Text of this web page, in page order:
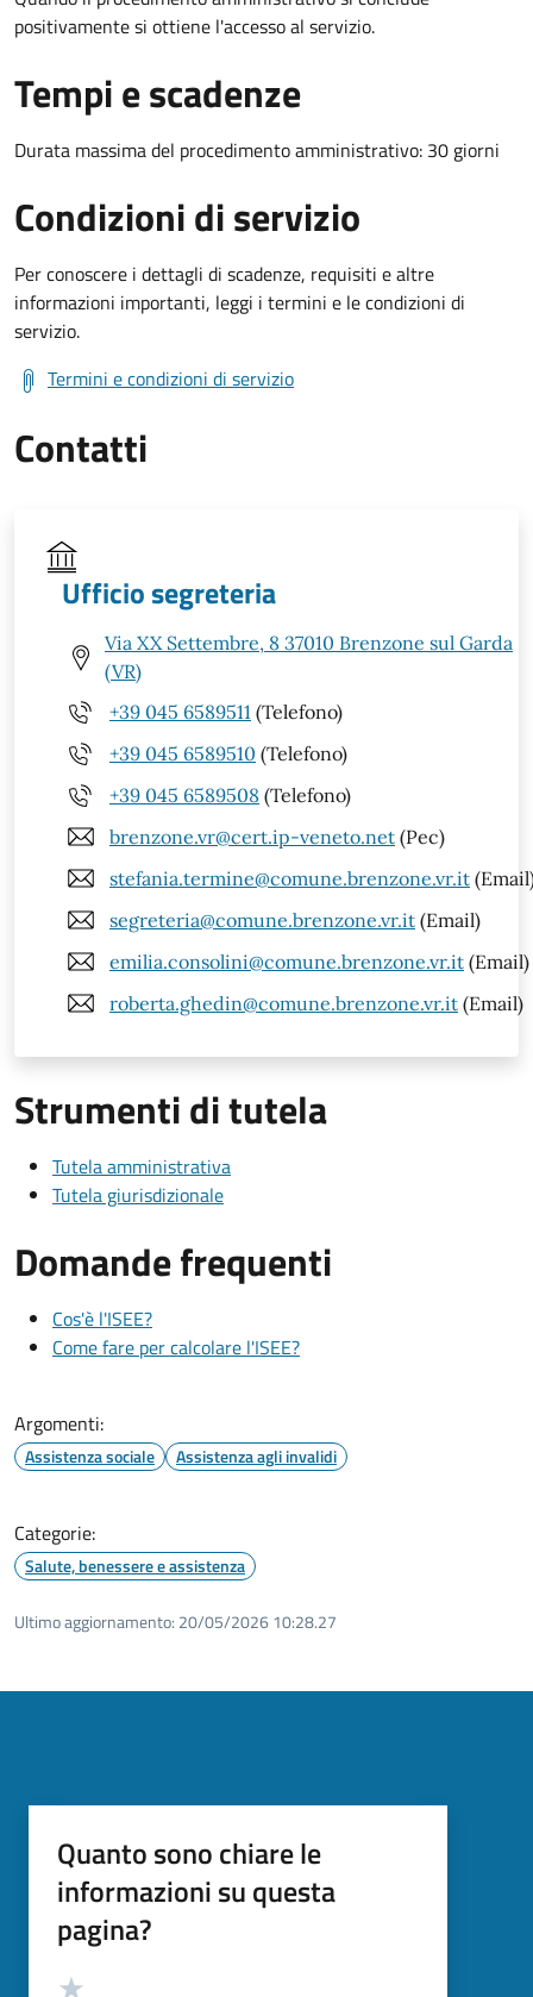
positivamente si ottiene l'accesso al servizio.
Tempi e scadenze
Durata massima del procedimento amministrativo: 30 giorni
Condizioni di servizio
Per conoscere i dettagli di scadenze, requisiti e altre
informazioni importanti, leggi i termini e le condizioni di
servizio.
Termini e condizioni di servizio
Contatti
Ufficio segreteria
Via XX Settembre, 8 37010 Brenzone sul Garda
(VR)
+39 045 6589511 (Telefono)
+39 045 6589510 (Telefono)
+39 045 6589508 (Telefono)
brenzone.vr@cert.ip-veneto.net (Pec)
stefania.termine@comune.brenzone.vr.it
segreteria@comune.brenzone.vr.it (Email)
emilia.consolini@comune.brenzone.vr.it (Email)
roberta.ghedin@comune.brenzone.vr.it (Email)
Strumenti di tutela
Tutela amministrativa
Tutela giurisdizionale
Domande frequenti
Cos'è l'ISEE?
Come fare per calcolare l'ISEE?
Argomenti:
Assistenza sociale Assistenza agli invalidi
Categorie:
Salute, benessere e assistenza
Ultimo aggiornamento: 20/05/2026 10:28.27
Quanto sono chiare le
informazioni su questa
pagina?
Valutazione